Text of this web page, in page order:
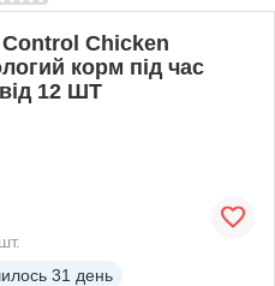
Chicken
корм під час
від 12 ШТ
31 день